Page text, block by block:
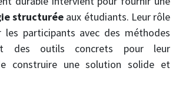
structurée aux étudiants. Leur rôle
les participants avec des méthodes
des outils concrets pour leur
construire une solution solide et